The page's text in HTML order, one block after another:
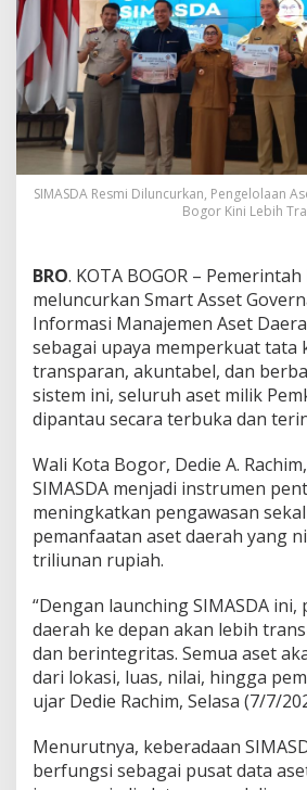
SIMASDA Resmi Diluncurkan, Pengelolaan
Bogor Kini Lebih
BRO. KOTA BOGOR –
meluncurkan Smart Asset
Informasi Manajemen Aset
sebagai upaya memperkuat tata
transparan, akuntabel, dan
sistem ini, seluruh aset milik
dipantau secara terbuka dan
Wali Kota Bogor, Dedie A.
SIMASDA menjadi instrumen
meningkatkan pengawasan
pemanfaatan aset daerah yang
triliunan rupiah.
“Dengan launching SIMASDA
daerah ke depan akan lebih
dan berintegritas. Semua aset
dari lokasi, luas, nilai, hingga
ujar Dedie Rachim, Selasa (7/7/
Menurutnya, keberadaan
berfungsi sebagai pusat data